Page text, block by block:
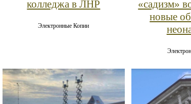
колледжа в ЛНР
Электронные Копии
«садизм»
новые